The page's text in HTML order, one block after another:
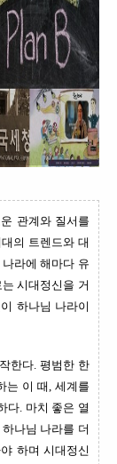
관계와 질서를
의 트렌드와 대
라에 해마다 유
시대정신을 거
하나님 나라이
한다. 평범한 한
는 이 때, 세계를
다. 마치 좋은 열
하나님 나라를 더
하며 시대정신